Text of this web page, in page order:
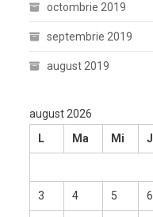
octombrie 2019
septembrie 2019
august 2019
august 2026
L
Ma Mi J
3 4 5 6